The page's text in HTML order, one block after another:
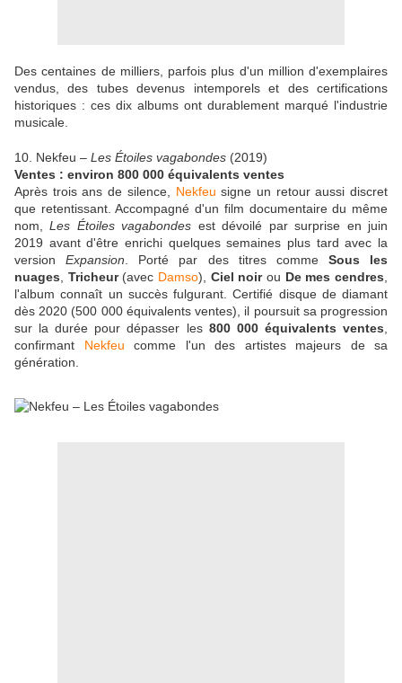
Des centaines de milliers, parfois plus d'un million d'exemplaires
vendus, des tubes devenus intemporels et des certifications
historiques : ces dix albums ont durablement marqué l'industrie
musicale.
10. Nekfeu – Les Étoiles vagabondes (2019)
Ventes : environ 800 000 équivalents ventes
Après trois ans de silence, Nekfeu signe un retour aussi discret
que retentissant. Accompagné d'un film documentaire du même
nom,Les Étoiles vagabondes est dévoilé par surprise en juin
2019 avant d'être enrichi quelques semaines plus tard avec la
versionExpansion . Porté par des titres comme Sous les
nuages
Tricheur(avec Damso), Ciel noirou De mes cendres
l'album connaît un succès fulgurant. Certifié disque de diamant
dès 2020 (500 000 équivalents ventes), il poursuit sa progression
sur la durée pour dépasser les 800 000 équivalents ventes
confirmant Nekfeu comme l'un des artistes majeurs de sa
génération.